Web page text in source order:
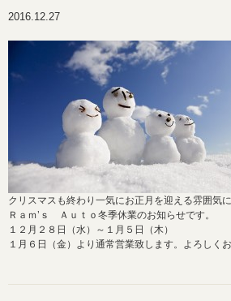
2016.12.27
クリスマスも終わり一気にお正月を迎える雰囲気
Ｒａｍ’ｓ Ａｕｔｏ冬季休業のお知らせです。
１２月２８日（水）～１月５日（木）
１月６日（金）より通常営業致します。よろしく